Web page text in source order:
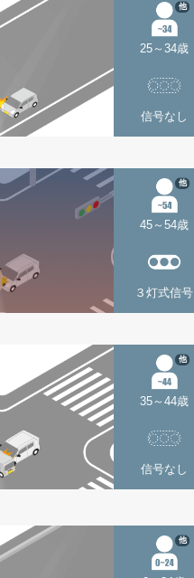
25～34歳
他
信号なし
45～54歳
他
３灯式信号
35～44歳
他
信号なし
他